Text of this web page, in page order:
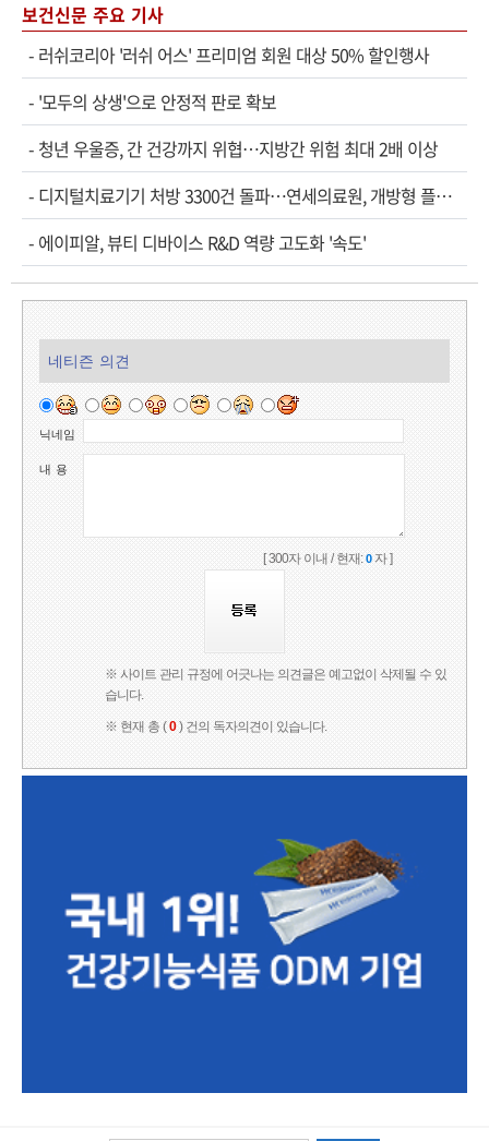
보건신문 주요 기사
- 러쉬코리아 '러쉬 어스' 프리미엄 회원 대상 50% 할인행사
- '모두의 상생'으로 안정적 판로 확보
- 청년 우울증, 간 건강까지 위협…지방간 위험 최대 2배 이상
- 디지털치료기기 처방 3300건 돌파…연세의료원, 개방형 플랫폼 성과 공개
- 에이피알, 뷰티 디바이스 R&D 역량 고도화 '속도'
네티즌 의견
닉네임
내 용
[ 300자 이내 / 현재:0자 ]
※ 사이트 관리 규정에 어긋나는 의견글은 예고없이 삭제될 수 있
습니다.
※ 현재 총 (0) 건의 독자의견이 있습니다.